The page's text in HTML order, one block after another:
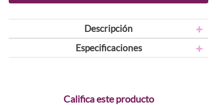
Descripción
Especificaciones
Califica este producto